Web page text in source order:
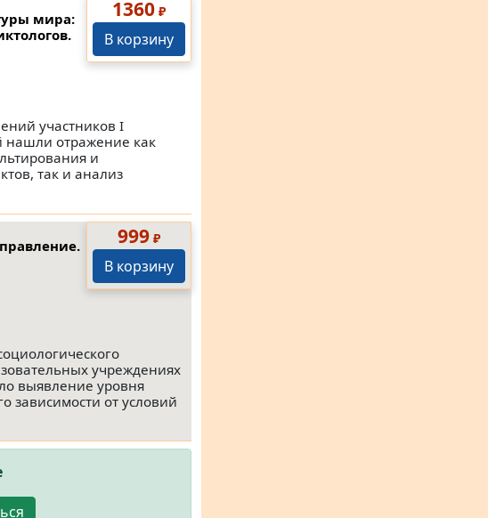
1360 ₽
В корзину
мира:
участников I
нашли отражение как
и
так и анализ
999 ₽
В корзину
учреждениях
выявление уровня
зависимости от условий